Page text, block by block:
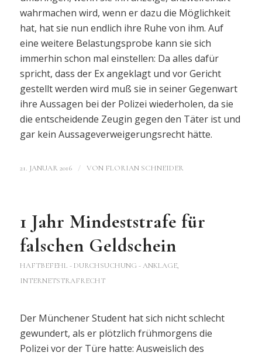
wahrmachen wird, wenn er dazu die Möglichkeit
hat, hat sie nun endlich ihre Ruhe von ihm. Auf
eine weitere Belastungsprobe kann sie sich
immerhin schon mal einstellen: Da alles dafür
spricht, dass der Ex angeklagt und vor Gericht
gestellt werden wird muß sie in seiner Gegenwart
ihre Aussagen bei der Polizei wiederholen, da sie
die entscheidende Zeugin gegen den Täter ist und
gar kein Aussageverweigerungsrecht hätte.
21. JANUAR 2016 / VON FLORIAN SCHNEIDER
1 Jahr Mindeststrafe für
falschen Geldschein
HAFTBEFEHL - DURCHSUCHUNG - ANKLAGE,
INTERNETSTRAFRECHT
Der Münchener Student hat sich nicht schlecht
gewundert, als er plötzlich frühmorgens die
Polizei vor der Türe hatte: Ausweislich des